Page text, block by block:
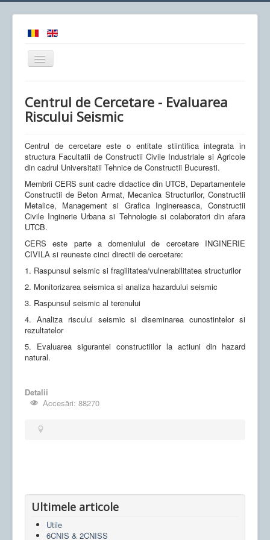
Comută
navigarea
Obiectiv
Proiecte
Utile
Noutati
Publicatii
Contact
RO-RISK
Centrul de Cercetare - Evaluarea
Riscului Seismic
Centrul de cercetare este o entitate stiintifica integrata in
structura Facultatii de Constructii Civile Industriale si Agricole
din cadrul Universitatii Tehnice de Constructii Bucuresti.
Membrii CERS sunt cadre didactice din UTCB, Departamentele
Constructii de Beton Armat, Mecanica Structurilor, Constructii
Metalice, Management si Grafica Inginereasca, Constructii
Civile Inginerie Urbana si Tehnologie si colaboratori din afara
UTCB.
CERS este parte a domeniului de cercetare INGINERIE
CIVILA si reuneste cinci directii de cercetare:
1. Raspunsul seismic si fragilitatea/vulnerabilitatea structurilor
2. Monitorizarea seismica si analiza hazardului seismic
3. Raspunsul seismic al terenului
4. Analiza riscului seismic si diseminarea cunostintelor si
rezultatelor
5. Evaluarea sigurantei constructiilor la actiuni din hazard
natural.
Detalii
Accesări: 88270
Ultimele articole
Utile
6CNIS & 2CNISS